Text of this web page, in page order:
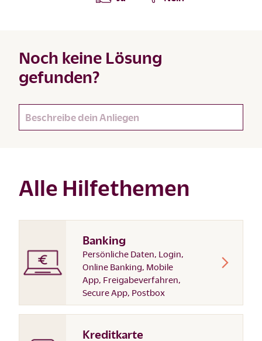
Noch keine Lösung
gefunden?
Alle Hilfethemen
Banking
Persönliche Daten, Login,
Online Banking, Mobile
App, Freigabeverfahren,
Secure App, Postbox
Kreditkarte